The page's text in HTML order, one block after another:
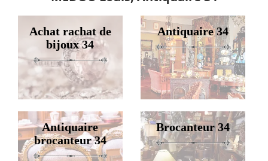
Achat rachat de
bijoux 34
Antiquaire 34
Antiquaire
brocanteur 34
Brocanteur 34